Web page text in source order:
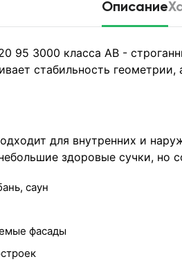
Описание
95 3000 класса АВ -
стабильность
для внутренних и
здоровые сучки, но
саун
фасады